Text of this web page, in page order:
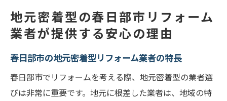
地元密着型の春日部市リフォーム
業者が提供する安心の理由
春日部市の地元密着型リフォーム業者の特長
春日部市でリフォームを考える際、地元密着型の業者選
びは非常に重要です。地元に根差した業者は、地域の特